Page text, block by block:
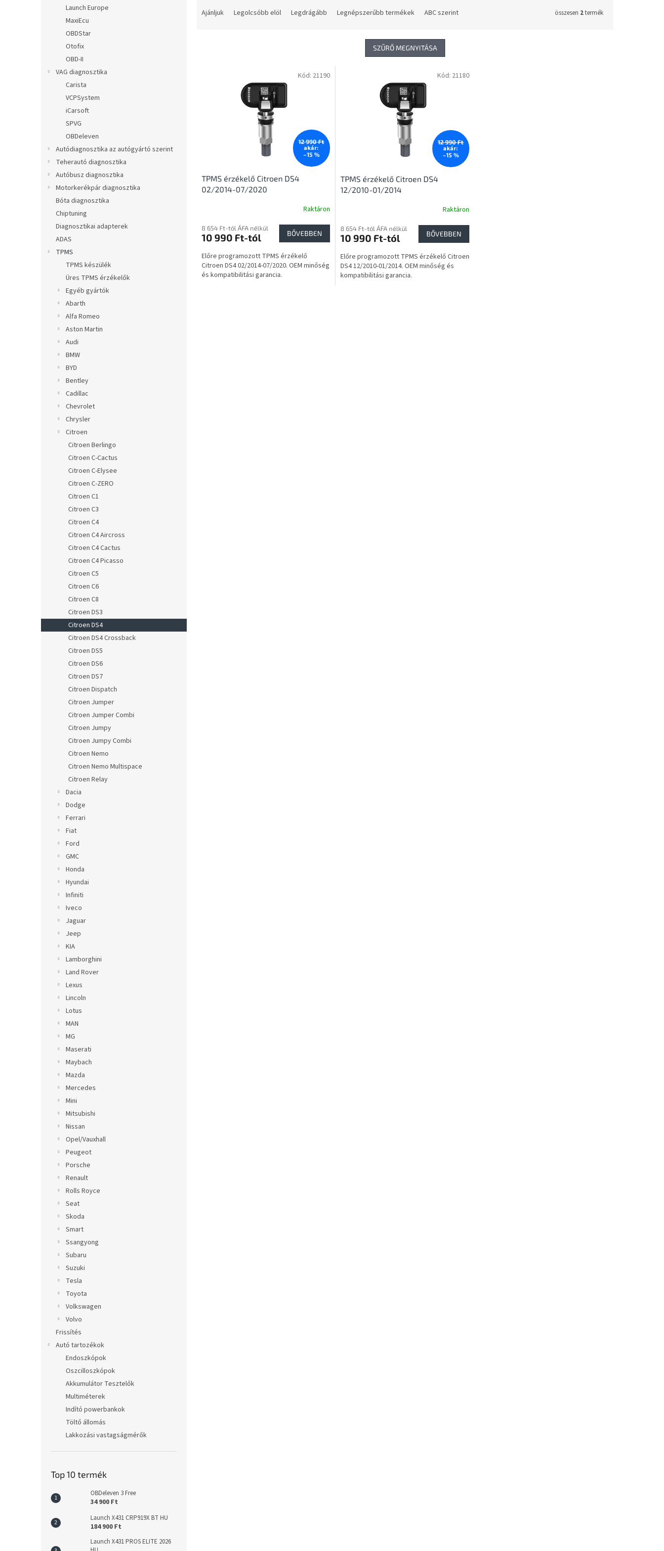
Launch Europe
MaxiEcu
OBDStar
Otofix
OBD-II
VAG diagnosztika
Carista
VCPSystem
iCarsoft
SPVG
OBDeleven
Autódiagnosztika az autógyártó szerint
Teherautó diagnosztika
Autóbusz diagnosztika
Motorkerékpár diagnosztika
Bóta diagnosztika
Chiptuning
Diagnosztikai adapterek
ADAS
TPMS
TPMS készülék
Üres TPMS érzékelők
Egyéb gyártók
Abarth
Alfa Romeo
Aston Martin
Audi
BMW
BYD
Bentley
Cadillac
Chevrolet
Chrysler
Citroen
Citroen Berlingo
Citroen C-Cactus
Citroen C-Elysee
Citroen C-ZERO
Citroen C1
Citroen C3
Citroen C4
Citroen C4 Aircross
Citroen C4 Cactus
Citroen C4 Picasso
Citroen C5
Citroen C6
Citroen C8
Citroen DS3
Citroen DS4
Citroen DS4 Crossback
Citroen DS5
Citroen DS6
Citroen DS7
Citroen Dispatch
Citroen Jumper
Citroen Jumper Combi
Citroen Jumpy
Citroen Jumpy Combi
Citroen Nemo
Citroen Nemo Multispace
Citroen Relay
Dacia
Dodge
Ferrari
Fiat
Ford
GMC
Honda
Hyundai
Infiniti
Iveco
Jaguar
Jeep
KIA
Lamborghini
Land Rover
Lexus
Lincoln
Lotus
MAN
MG
Maserati
Maybach
Mazda
Mercedes
Mini
Mitsubishi
Nissan
Opel/Vauxhall
Peugeot
Porsche
Renault
Rolls Royce
Seat
Skoda
Smart
Ssangyong
Subaru
Suzuki
Tesla
Toyota
Volkswagen
Volvo
Frissítés
Autó tartozékok
Endoszkópok
Oszcilloszkópok
Akkumulátor Tesztelők
Multiméterek
Indító powerbankok
Töltő állomás
Lakkozási vastagságmérők
Top 10 termék
OBDeleven 3 Free
34 900 Ft
Launch X431 CRP919X BT HU
184 900 Ft
Launch X431 PROS ELITE 2026
Ajánljuk Legolcsóbb elöl Legdrágább Legnépszerűbb termékek ABC szerint összesen 2termék
SZŰRŐ MEGNYITÁSA
12 990 Ft
akár:
–15 %
TPMS érzékelő Citroen DS4
02/2014-07/2020
Raktáron
8 654 Ft-tól ÁFA nélkül
10 990 Ft-tól BŐVEBBEN
Előre programozott TPMS érzékelő
Citroen DS4 02/2014-07/2020. OEM minőség
és kompatibilitási garancia.
Kód: 21190
12 990 Ft
akár:
–15 %
TPMS érzékelő Citroen DS4
12/2010-01/2014
Raktáron
8 654 Ft-tól ÁFA nélkül
10 990 Ft-tól BŐVEBBEN
Előre programozott TPMS érzékelő Citroen
DS4 12/2010-01/2014. OEM minőség és
kompatibilitási garancia.
Kód: 21180